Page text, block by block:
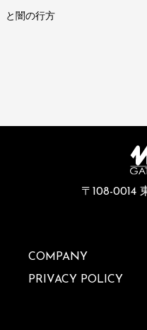
と闇の行方
〒108-0014
COMPANY
PRIVACY POLICY